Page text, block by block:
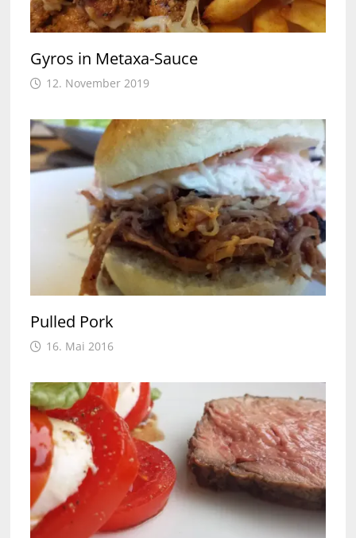
Gyros in Metaxa-Sauce
12. November 2019
Pulled Pork
16. Mai 2016